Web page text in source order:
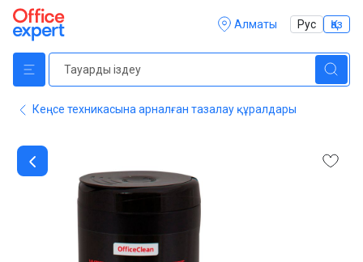
Алматы Рус Қаз
Кеңсе техникасына арналған тазалау құралдары